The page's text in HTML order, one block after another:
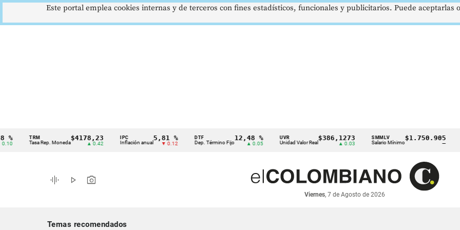
Cintillo
indicadores
económicos
TRM
Tasa Rep. Moneda
$4178,23
▲ 0.42
IPC
Inflación anual
5,81 %
▼ 0.12
DTF
Dep. Término Fijo
12,48 %
▲ 0.05
UVR
Unidad Valor Real
$386,1273
▲ 0.03
SMMLV
Salario Mínimo
$1.750.905 BRENT
Petróleo
graphic_eq play_arrow photo_camera
Viernes, 7 de Agosto de 2026
Temas recomendados
Este portal emplea cookies internas y de terceros con fines estadísticos, funcionales y publicitarios. Puede aceptarlas